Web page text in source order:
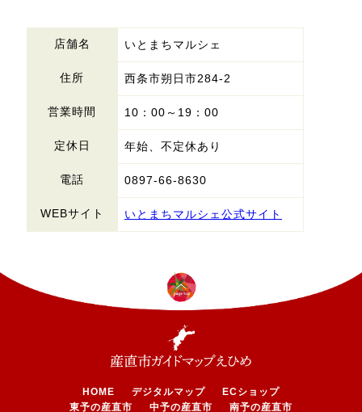
店舗名 いとまちマルシェ
住所 西条市朔日市284-2
営業時間 10：00～19：00
定休日 年始、不定休あり
電話 0897-66-8630
WEBサイト いとまちマルシェ公式サイト
HOME デジタルマップ
ECショップ
東予の産直市
中予の産直市 南予の産直市